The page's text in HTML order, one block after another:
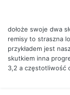
dołoże swoje dwa
remisy to straszna
przykładem jest
skutkiem inna
3,2 a częstotliwość